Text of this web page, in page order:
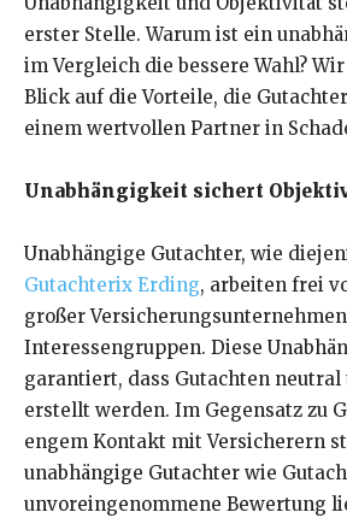
erster Stelle. Warum ist ein
im Vergleich die bessere Wahl?
Blick auf die Vorteile, die
einem wertvollen Partner in
Unabhängigkeit sichert
Unabhängige Gutachter, wie
Gutachterix Erding, arbeiten frei
großer
Interessengruppen. Diese
garantiert, dass Gutachten
erstellt werden. Im Gegensatz zu
engem Kontakt mit Versicherern
unabhängige Gutachter wie
unvoreingenommene Bewertung